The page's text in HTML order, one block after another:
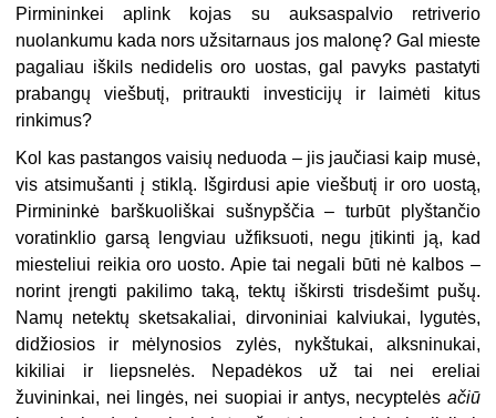
Pirmininkei aplink kojas su auksaspalvio retriverio
nuolankumu kada nors užsitarnaus jos malonę? Gal mieste
pagaliau iškils nedidelis oro uostas, gal pavyks pastatyti
prabangų viešbutį, pritraukti investicijų ir laimėti kitus
rinkimus?
Kol kas pastangos vaisių neduoda – jis jaučiasi kaip musė,
vis atsimušanti į stiklą. Išgirdusi apie viešbutį ir oro uostą,
Pirmininkė barškuoliškai sušnypščia – turbūt plyštančio
voratinklio garsą lengviau užfiksuoti, negu įtikinti ją, kad
miesteliui reikia oro uosto. Apie tai negali būti nė kalbos –
norint įrengti pakilimo taką, tektų iškirsti trisdešimt pušų.
Namų netektų sketsakaliai, dirvoniniai kalviukai, lygutės,
didžiosios ir mėlynosios zylės, nykštukai, alksninukai,
kikiliai ir liepsnelės. Nepadėkos už tai nei ereliai
žuvininkai, nei lingės, nei suopiai ir antys, necyptelės ačiū